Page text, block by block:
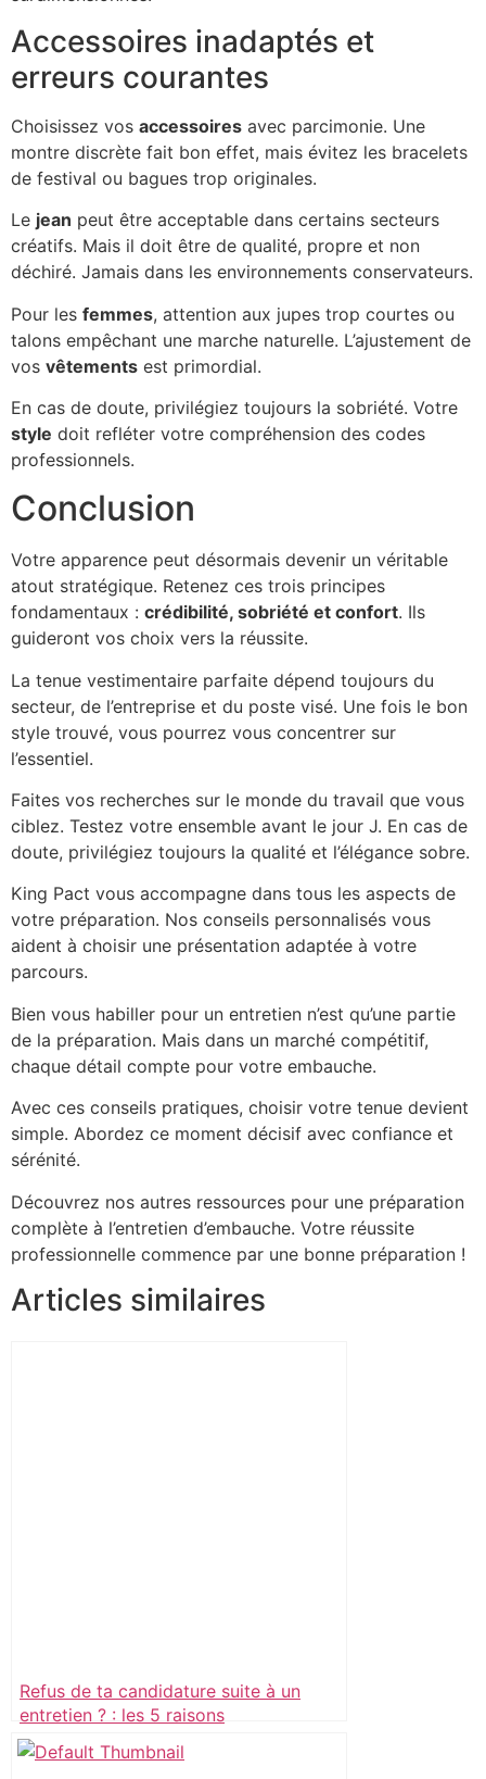
Accessoires inadaptés et
erreurs courantes
Choisissez vos accessoires avec parcimonie. Une
montre discrète fait bon effet, mais évitez les bracelets
de festival ou bagues trop originales.
Le jean peut être acceptable dans certains secteurs
créatifs. Mais il doit être de qualité, propre et non
déchiré. Jamais dans les environnements conservateurs.
Pour les femmes, attention aux jupes trop courtes ou
talons empêchant une marche naturelle. L’ajustement de
vos vêtements est primordial.
En cas de doute, privilégiez toujours la sobriété. Votre
style doit refléter votre compréhension des codes
professionnels.
Conclusion
Votre apparence peut désormais devenir un véritable
atout stratégique. Retenez ces trois principes
fondamentaux : crédibilité, sobriété et confort. Ils
guideront vos choix vers la réussite.
La tenue vestimentaire parfaite dépend toujours du
secteur, de l’entreprise et du poste visé. Une fois le bon
style trouvé, vous pourrez vous concentrer sur
l’essentiel.
Faites vos recherches sur le monde du travail que vous
ciblez. Testez votre ensemble avant le jour J. En cas de
doute, privilégiez toujours la qualité et l’élégance sobre.
King Pact vous accompagne dans tous les aspects de
votre préparation. Nos conseils personnalisés vous
aident à choisir une présentation adaptée à votre
parcours.
Bien vous habiller pour un entretien n’est qu’une partie
de la préparation. Mais dans un marché compétitif,
chaque détail compte pour votre embauche.
Avec ces conseils pratiques, choisir votre tenue devient
simple. Abordez ce moment décisif avec confiance et
sérénité.
Découvrez nos autres ressources pour une préparation
complète à l’entretien d’embauche. Votre réussite
professionnelle commence par une bonne préparation !
Articles similaires
Refus de ta candidature suite à un
entretien ? : les 5 raisons